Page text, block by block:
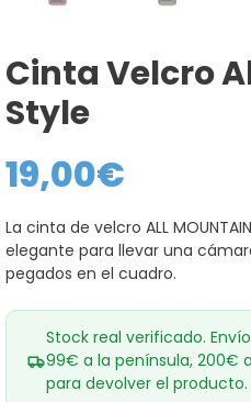
Cinta Velcro
Style
19,00€
La cinta de velcro ALL
elegante para llevar una
pegados en el cuadro.
Stock real verificado.
99€ a la península, 200€
para devolver el producto.